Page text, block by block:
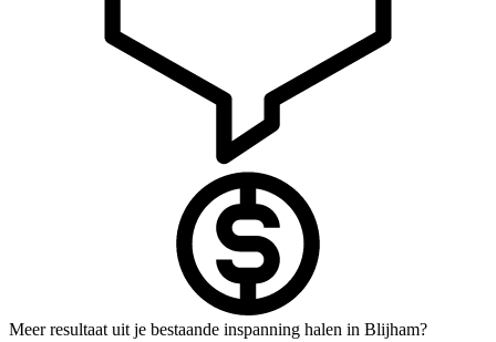
Meer resultaat uit je bestaande inspanning halen in Blijham?